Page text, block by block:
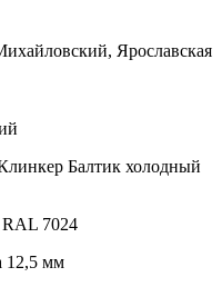
Ярославская
Балтик холодный
7024
12,5 мм